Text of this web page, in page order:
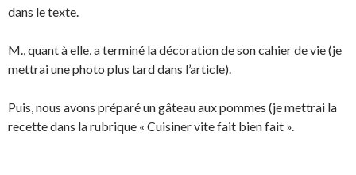
dans le texte.
M., quant à elle, a terminé la décoration de son cahier de vie (je
mettrai une photo plus tard dans l’article).
Puis, nous avons préparé un gâteau aux pommes (je mettrai la
recette dans la rubrique « Cuisiner vite fait bien fait ».